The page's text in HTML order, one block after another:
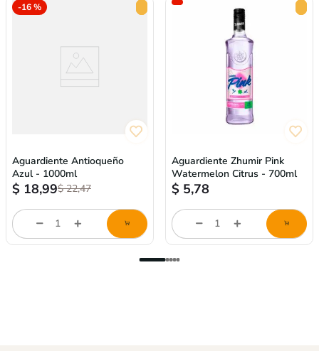
-16 %
Aguardiente Antioqueño
Azul - 1000ml
$22,47
$ 18,99
Cantidad
producto
Aguardiente Zhumir Pink
Watermelon Citrus - 700ml
$ 5,78
Cantidad
producto